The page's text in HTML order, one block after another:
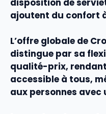
disposition de
ajoutent du confort
L’offre globale de
distingue par sa
qualité-prix,
accessible à tous,
aux personnes